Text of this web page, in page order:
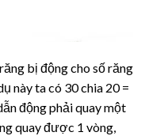
bị động cho số răng
này ta có 30 chia 20 =
động phải quay một
quay được 1 vòng,